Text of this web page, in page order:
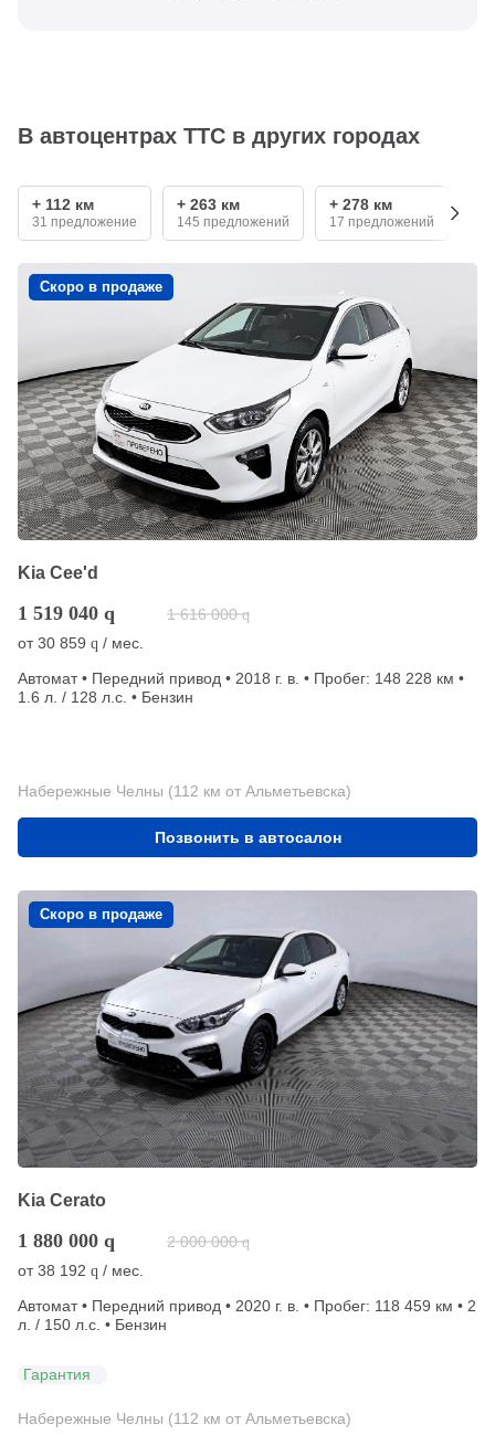
В автоцентрах ТТС в других городах
+ 112 км
31 предложение
+ 263 км
145 предложений
+ 278 км
17 предложений
Скоро в продаже
Kia Cee'd
1 519 040 q 1 616 000 q
от30 859 q / мес.
Автомат • Передний привод • 2018 г. в. • Пробег: 148 228 км •
1.6 л. / 128 л.с. • Бензин
Набережные Челны (112 км от Альметьевска)
Позвонить в автосалон
Скоро в продаже
Kia Cerato
1 880 000 q 2 000 000 q
от38 192 q / мес.
Автомат • Передний привод • 2020 г. в. • Пробег: 118 459 км • 2
л. / 150 л.с. • Бензин
Гарантия
Набережные Челны (112 км от Альметьевска)